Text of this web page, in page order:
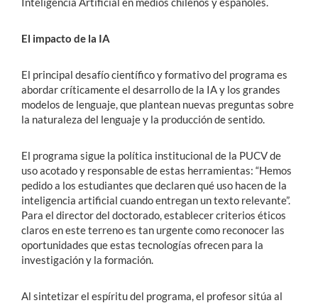
El impacto de la IA
El principal desafío científico y formativo del programa es
abordar críticamente el desarrollo de la IA y los grandes
modelos de lenguaje, que plantean nuevas preguntas sobre
la naturaleza del lenguaje y la producción de sentido.
El programa sigue la política institucional de la PUCV de
uso acotado y responsable de estas herramientas: “Hemos
pedido a los estudiantes que declaren qué uso hacen de la
inteligencia artificial cuando entregan un texto relevante”.
Para el director del doctorado, establecer criterios éticos
claros en este terreno es tan urgente como reconocer las
oportunidades que estas tecnologías ofrecen para la
investigación y la formación.
Al sintetizar el espíritu del programa, el profesor sitúa al